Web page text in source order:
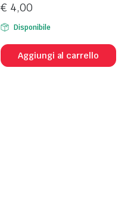
€ 4,00
Disponibile
Aggiungi al carrello